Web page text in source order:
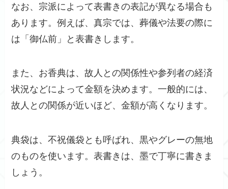
なお、宗派によって表書きの表記が異なる場合も
あります。例えば、真宗では、葬儀や法要の際に
は「御仏前」と表書きします。
また、お香典は、故人との関係性や参列者の経済
状況などによって金額を決めます。一般的には、
故人との関係が近いほど、金額が高くなります。
典袋は、不祝儀袋とも呼ばれ、黒やグレーの無地
のものを使います。表書きは、墨で丁寧に書きま
しょう。